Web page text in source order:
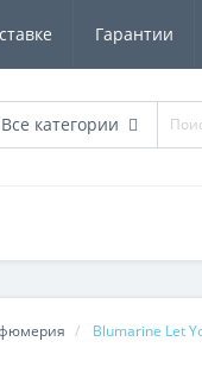
Гарантии
Все категории
Blumarine Let